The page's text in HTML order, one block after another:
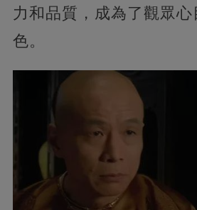
力和品質，成為了觀眾心
色。